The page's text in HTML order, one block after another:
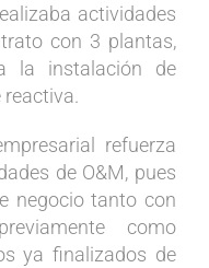
actividades
con 3 plantas,
la instalación de
reactiva.
refuerza
de O&M, pues
negocio tanto con
como
ya finalizados de